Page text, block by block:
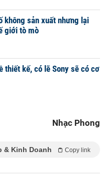
không sản xuất nhưng lại
giới tò mò
thiết kế, có lẽ Sony sẽ có cơ
Nhạc Phong
& Kinh Doanh Copy link